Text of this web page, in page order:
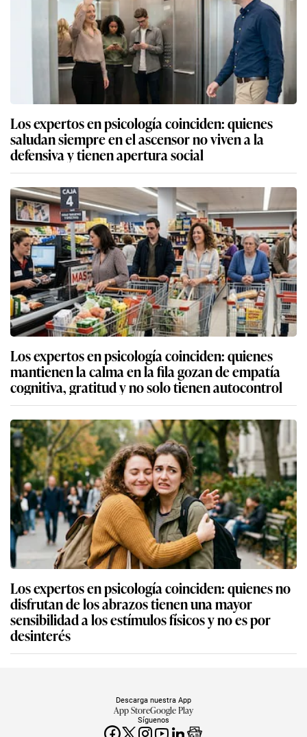
Los expertos en psicología coinciden: quienes
saludan siempre en el ascensor no viven a la
defensiva y tienen apertura social
Los expertos en psicología coinciden: quienes
mantienen la calma en la fila gozan de empatía
cognitiva, gratitud y no solo tienen autocontrol
Los expertos en psicología coinciden: quienes no
disfrutan de los abrazos tienen una mayor
sensibilidad a los estímulos físicos y no es por
desinterés
Síguenos
Descarga nuestra App
App StoreGoogle Play